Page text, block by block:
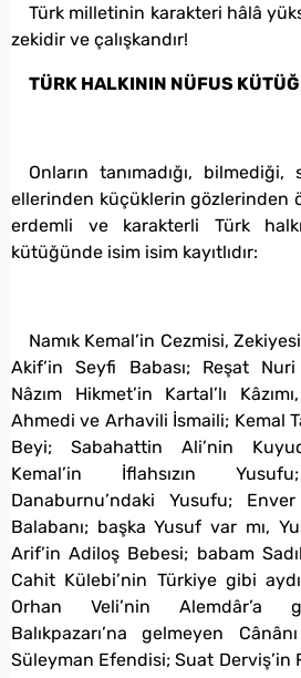
Türk milletinin karakteri hâlâ
zekidir ve çalışkandır!
TÜRK HALKININ NÜFUS
Onların tanımadığı,
ellerinden küçüklerin gözlerinden
erdemli ve karakterli Türk
kütüğünde isim isim kayıtlıdır:
Namık Kemal’in Cezmisi,
Akif’in Seyfi Babası; Reşat
Nâzım Hikmet’in Kartal’lı
Ahmedi ve Arhavili İsmaili; Kemal
Beyi; Sabahattin Ali’nin
Kemal’in İflahsızın
Danaburnu’ndaki Yusufu;
Balabanı; başka Yusuf var mı,
Arif’in Adiloş Bebesi; babam
Cahit Külebi’nin Türkiye gibi
Orhan Veli’nin Alemdâr’a
Balıkpazarı’na gelmeyen
Süleyman Efendisi; Suat Derviş’in